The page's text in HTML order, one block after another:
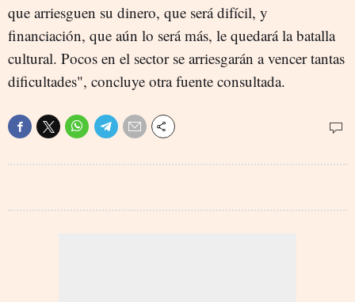
que arriesguen su dinero, que será difícil, y
financiación, que aún lo será más, le quedará la batalla
cultural. Pocos en el sector se arriesgarán a vencer tantas
dificultades", concluye otra fuente consultada.